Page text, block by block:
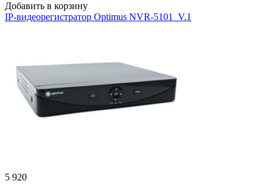
Добавить в корзину
IP-видеорегистратор Optimus NVR-5101_V.1
5 920